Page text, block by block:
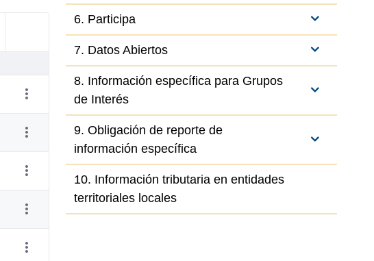
Acciones del elemento
6. Participa
7. Datos Abiertos
8. Información específica para Grupos
de Interés
9. Obligación de reporte de
información específica
10. Información tributaria en entidades
territoriales locales